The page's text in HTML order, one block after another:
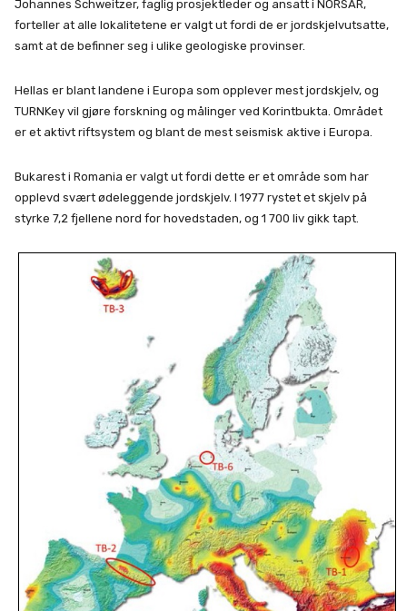
Johannes Schweitzer, faglig prosjektleder og ansatt i NORSAR,
forteller at alle lokalitetene er valgt ut fordi de er jordskjelvutsatte,
samt at de befinner seg i ulike geologiske provinser.
Hellas er blant landene i Europa som opplever mest jordskjelv, og
TURNKey vil gjøre forskning og målinger ved Korintbukta. Området
er et aktivt riftsystem og blant de mest seismisk aktive i Europa.
Bukarest i Romania er valgt ut fordi dette er et område som har
opplevd svært ødeleggende jordskjelv. I 1977 rystet et skjelv på
styrke 7,2 fjellene nord for hovedstaden, og 1 700 liv gikk tapt.